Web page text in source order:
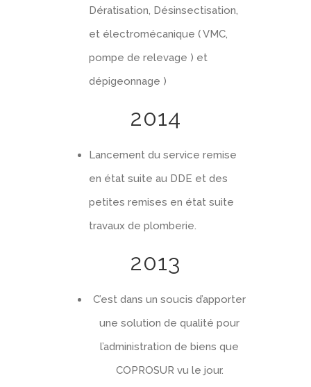
Dératisation, Désinsectisation,
et électromécanique ( VMC,
pompe de relevage ) et
dépigeonnage )
2014
Lancement du service remise
en état suite au DDE et des
petites remises en état suite
travaux de plomberie.
2013
C’est dans un soucis d’apporter
une solution de qualité pour
l’administration de biens que
COPROSUR vu le jour.